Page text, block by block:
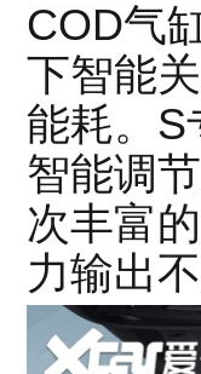
COD气
下智能
能耗。S
智能调
次丰富
力输出